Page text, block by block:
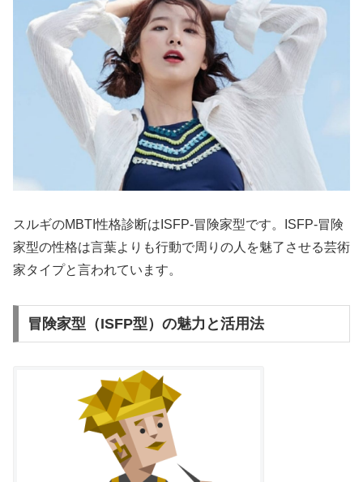
スルギのMBTI性格診断はISFP-冒険家型です。ISFP-冒険
家型の性格は言葉よりも行動で周りの人を魅了させる芸術
家タイプと言われています。
冒険家型（ISFP型）の魅力と活用法